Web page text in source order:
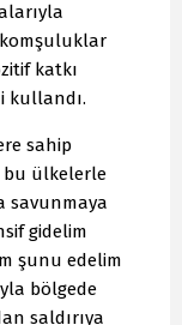
komşuluklar
katkı
kullandı.
sahip
bu ülkelerle
savunmaya
gidelim
şunu edelim
bölgede
saldırıya